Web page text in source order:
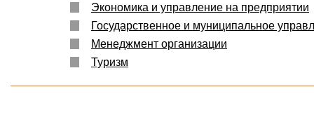
Экономика и управление на предприятии
Государственное и муниципальное
Менеджмент организации
Туризм